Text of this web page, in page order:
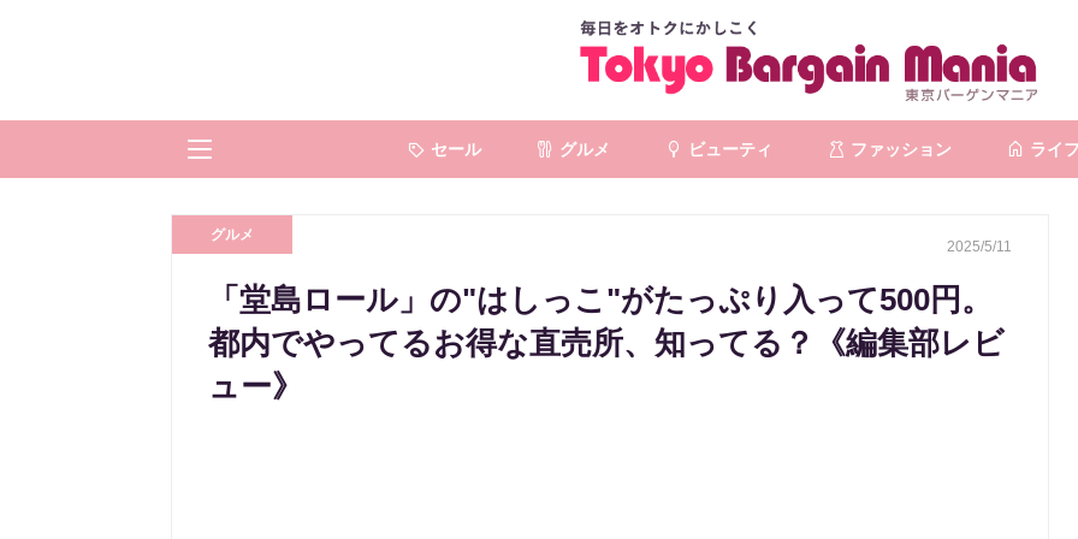
セール グルメ ビューティ ファッション ライフ
グルメ
2025/5/11
「堂島ロール」の"はしっこ"がたっぷり入って500円。
都内でやってるお得な直売所、知ってる？《編集部レビ
ュー》